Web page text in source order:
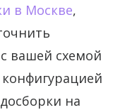
в Москве,
вашей схемой
на